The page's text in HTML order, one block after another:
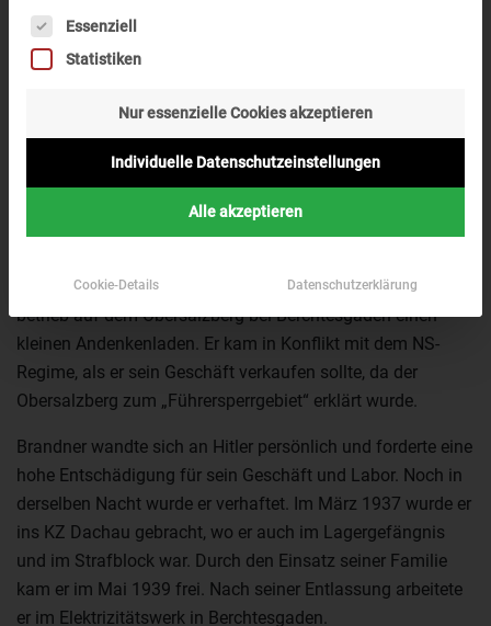
Inhalt entsperren
Erforderlichen Service
akzeptieren und Inhalte
entsperren
vorgestellt von Angela Zander, Referentin an der KZ-
Gedenkstätte Dachau
Johann (Hans) Brandner, geboren 1914, war Fotograf und
betrieb auf dem Obersalzberg bei Berchtesgaden einen
kleinen Andenkenladen. Er kam in Konflikt mit dem NS-
Regime, als er sein Geschäft verkaufen sollte, da der
Obersalzberg zum „Führersperrgebiet“ erklärt wurde.
Brandner wandte sich an Hitler persönlich und forderte eine
hohe Entschädigung für sein Geschäft und Labor. Noch in
derselben Nacht wurde er verhaftet. Im März 1937 wurde er
ins KZ Dachau gebracht, wo er auch im Lagergefängnis
und im Strafblock war. Durch den Einsatz seiner Familie
kam er im Mai 1939 frei. Nach seiner Entlassung arbeitete
er im Elektrizitätswerk in Berchtesgaden.
Es folgt eine Liste der Service-Gruppen, für die eine
Essenziell
Statistiken
Nur essenzielle Cookies akzeptieren
Individuelle Datenschutzeinstellungen
Alle akzeptieren
Cookie-Details Datenschutzerklärung